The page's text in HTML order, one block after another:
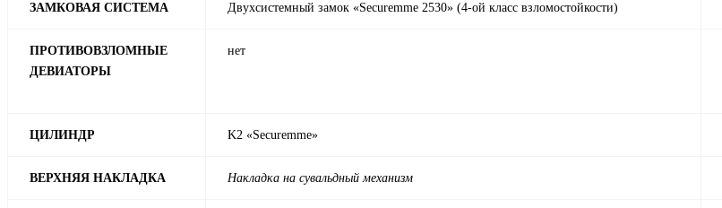
ЗАМКОВАЯ СИСТЕМА Двухсистемный замок «Securemme 2530» (4-ой класс взломостойкости)
ПРОТИВОВЗЛОМНЫЕ
ДЕВИАТОРЫ
нет
ЦИЛИНДР K2 «Securemme»
ВЕРХНЯЯ НАКЛАДКА Накладка на сувальдный механизм